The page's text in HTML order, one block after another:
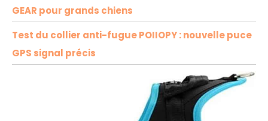
GEAR pour grands chiens
Test du collier anti-fugue POIIOPY : nouvelle puce
GPS signal précis